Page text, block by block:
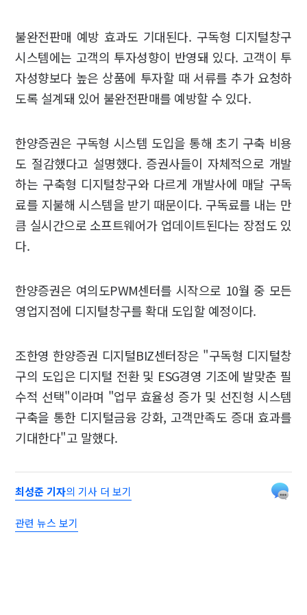
불완전판매 예방 효과도 기대된다. 구독형 디지털창구
시스템에는 고객의 투자성향이 반영돼 있다. 고객이 투
자성향보다 높은 상품에 투자할 때 서류를 추가 요청하
도록 설계돼 있어 불완전판매를 예방할 수 있다.
한양증권은 구독형 시스템 도입을 통해 초기 구축 비용
도 절감했다고 설명했다. 증권사들이 자체적으로 개발
하는 구축형 디지털창구와 다르게 개발사에 매달 구독
료를 지불해 시스템을 받기 때문이다. 구독료를 내는 만
큼 실시간으로 소프트웨어가 업데이트된다는 장점도 있
다.
한양증권은 여의도PWM센터를 시작으로 10월 중 모든
영업지점에 디지털창구를 확대 도입할 예정이다.
조한영 한양증권 디지털BIZ센터장은 "구독형 디지털창
구의 도입은 디지털 전환 및 ESG경영 기조에 발맞춘 필
수적 선택"이라며 "업무 효율성 증가 및 선진형 시스템
구축을 통한 디지털금융 강화, 고객만족도 증대 효과를
기대한다"고 말했다.
최성준 기자의 기사 더 보기
관련 뉴스 보기